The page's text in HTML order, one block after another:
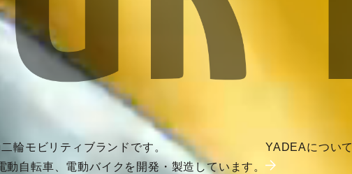
輪モビリティブランドです。
動自転車、電動バイクを開発・製造しています。
YADEAについて